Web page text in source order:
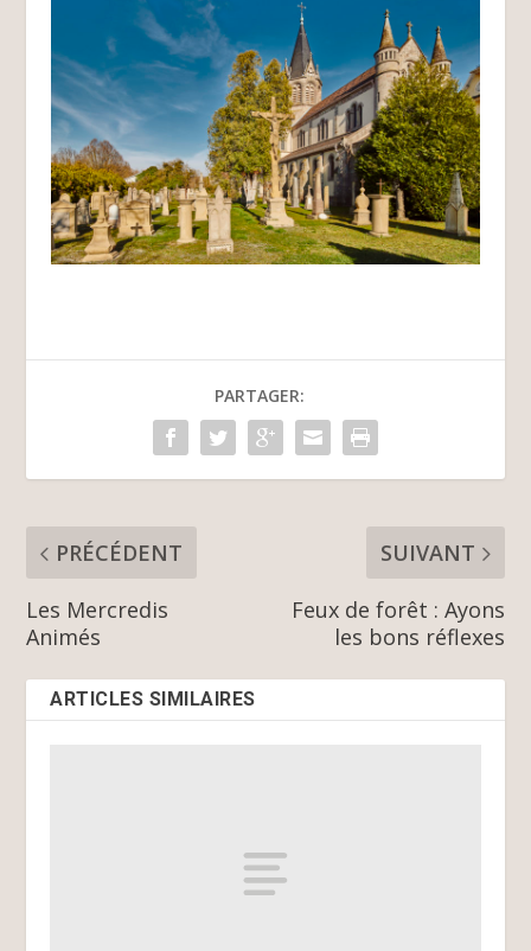
PARTAGER:
PRÉCÉDENT
Les Mercredis
Animés
SUIVANT
Feux de forêt : Ayons
les bons réflexes
ARTICLES SIMILAIRES